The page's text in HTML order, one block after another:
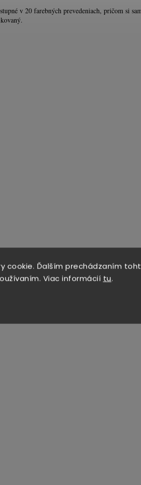
cookie. Ďalším prechádzaním
Viac informácií tu.
v 20 farebných prevedeniach, pričom si